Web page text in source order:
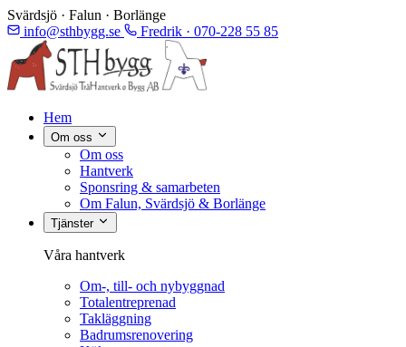
Svärdsjö · Falun · Borlänge
info@sthbygg.se
Fredrik · 070-228 55 85
Hem
Om oss
Om oss
Hantverk
Sponsring & samarbeten
Om Falun, Svärdsjö & Borlänge
Tjänster
Våra hantverk
Om-, till- och nybyggnad
Totalentreprenad
Takläggning
Badrumsrenovering